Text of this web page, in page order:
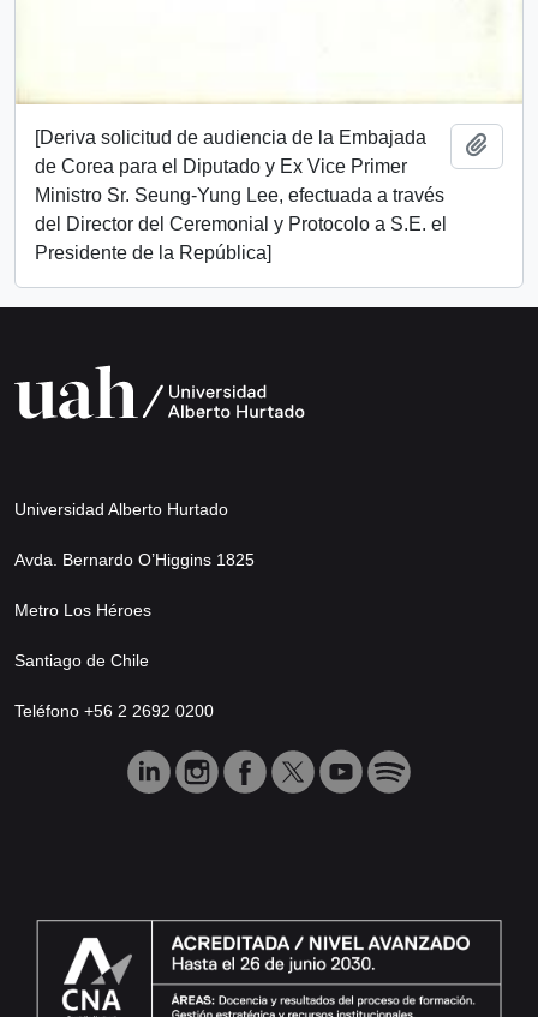
[Deriva solicitud de audiencia de la Embajada
de Corea para el Diputado y Ex Vice Primer
Ministro Sr. Seung-Yung Lee, efectuada a través
del Director del Ceremonial y Protocolo a S.E. el
Presidente de la República]
Universidad Alberto Hurtado
Avda. Bernardo O’Higgins 1825
Metro Los Héroes
Santiago de Chile
Teléfono +56 2 2692 0200